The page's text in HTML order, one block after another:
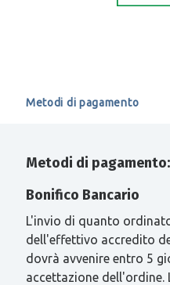
Metodi di pagamento
Metodi di pagamento:
Bonifico Bancario
L'invio di quanto
dell'effettivo accredito
dovrà avvenire entro 5
accettazione dell'ordine.